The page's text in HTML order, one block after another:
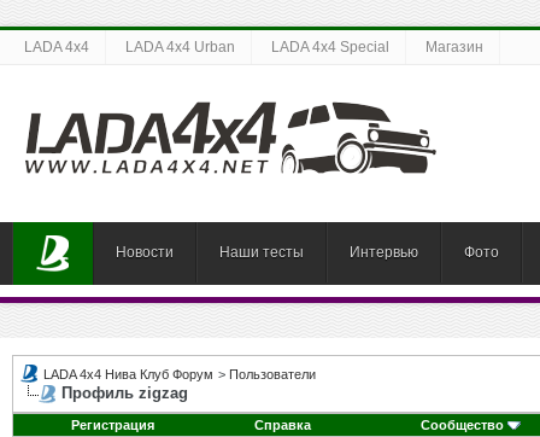
LADA 4x4 LADA 4x4 Urban LADA 4x4 Special Магазин
Новости Наши тесты Интервью Фото
LADA 4x4 Нива Клуб Форум > Пользователи
Профиль zigzag
Регистрация Справка Сообщество